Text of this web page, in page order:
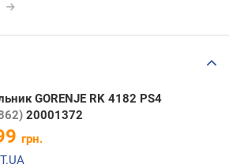
GORENJE RK 4182 PS4
20001372
грн.